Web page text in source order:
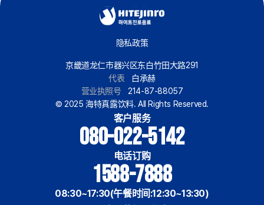
隐私政策
京畿道龙仁市器兴区东白竹田大路291
代表
白承赫
营业执照号
214-87-88057
© 2025 海特真露饮料. All Rights Reserved.
客户服务
080-022-5142
电话订购
1588-7888
08:30~17:30(午餐时间:12:30~13:30)